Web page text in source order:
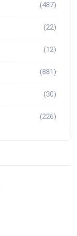
(487)
(22)
(12)
(881)
(30)
(226)